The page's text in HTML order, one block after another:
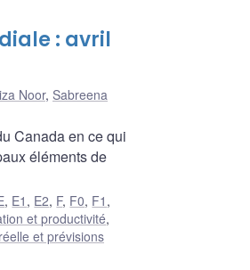
: avril
Noor, Sabreena
Canada en ce qui
éléments de
, E1 , E2, F, F0, F1 ,
et productivité,
et prévisions